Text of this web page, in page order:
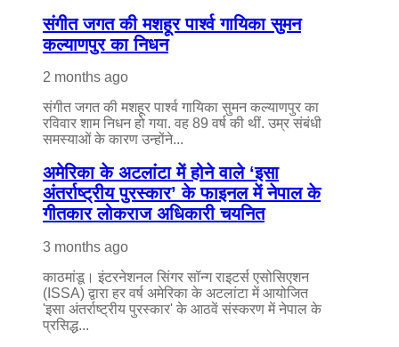
संगीत जगत की मशहूर पार्श्व गायिका सुमन
कल्याणपुर का निधन
2 months ago
संगीत जगत की मशहूर पार्श्व गायिका सुमन कल्याणपुर का
रविवार शाम निधन हो गया. वह 89 वर्ष की थीं. उम्र संबंधी
समस्याओं के कारण उन्होंने...
अमेरिका के अटलांटा में होने वाले ‘इसा
अंतर्राष्ट्रीय पुरस्कार’ के फाइनल में नेपाल के
गीतकार लोकराज अधिकारी चयनित
3 months ago
काठमांडू। इंटरनेशनल सिंगर सॉन्ग राइटर्स एसोसिएशन
(ISSA) द्वारा हर वर्ष अमेरिका के अटलांटा में आयोजित
'इसा अंतर्राष्ट्रीय पुरस्कार' के आठवें संस्करण में नेपाल के
प्रसिद्ध...